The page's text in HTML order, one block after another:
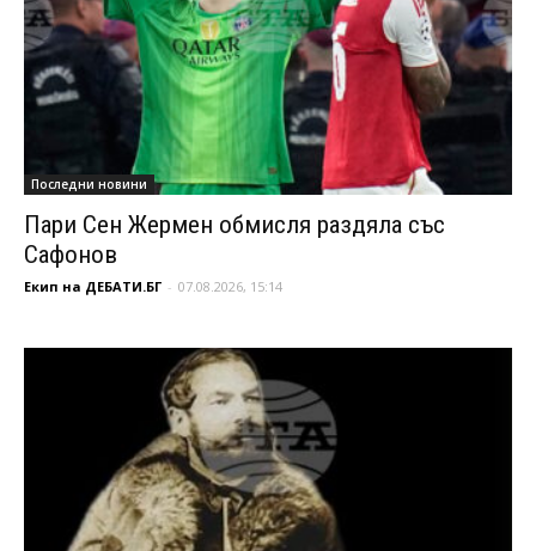
Последни новини
Пари Сен Жермен обмисля раздяла със
Сафонов
Екип на ДЕБАТИ.БГ - 07.08.2026, 15:14